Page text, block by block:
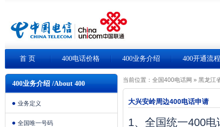
首 页 400电话价格 400业务介绍 400开通流程
400业务介绍 /About 400
业务定义
全国唯一号码
当前位置： 全国400电话网 » 黑龙江
大兴安岭周边400电话申请
1、全国统一400